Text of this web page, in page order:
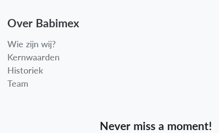
Over Babimex
Wie zijn wij?
Kernwaarden
Historiek
Team
Never miss a moment!